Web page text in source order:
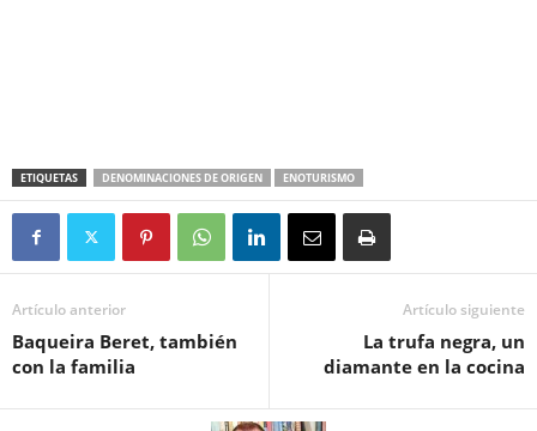
ETIQUETAS DENOMINACIONES DE ORIGEN ENOTURISMO
Artículo anterior
Baqueira Beret, también
con la familia
Artículo siguiente
La trufa negra, un
diamante en la cocina